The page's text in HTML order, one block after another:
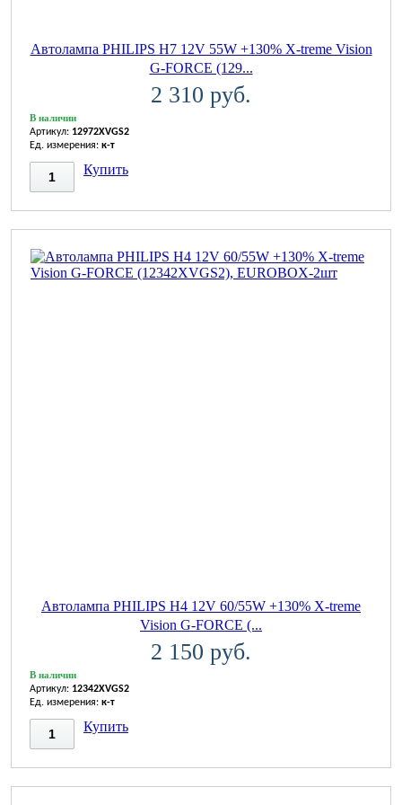
Автолампа PHILIPS H7 12V 55W +130% X-treme Vision
G-FORCE (129...
2 310 руб.
В наличии
Артикул: 12972XVGS2
Ед. измерения: к-т
Купить
Автолампа PHILIPS H4 12V 60/55W +130% X-treme
Vision G-FORCE (...
2 150 руб.
В наличии
Артикул: 12342XVGS2
Ед. измерения: к-т
Купить